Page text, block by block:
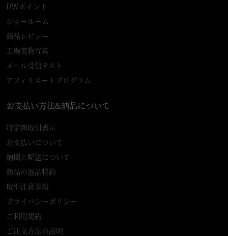
DWポイント
ショールーム
商品レビュー
工場実物写真
メール受信テスト
アフィリエートプログラム
お支払い方法&納品について
特定商取引表示
お支払いについて
納期と配送について
商品の返品特約
取引注意事項
プライバシーポリシー
ご利用規約
ご注文方法の説明